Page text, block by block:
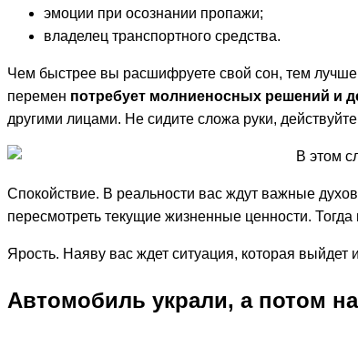
эмоции при осознании пропажи;
владелец транспортного средства.
Чем быстрее вы расшифруете свой сон, тем
перемен потребует молниеносных решений и
другими лицами. Не сидите сложа руки,
В этом
Спокойствие. В реальности вас ждут важные
пересмотреть текущие жизненные ценности. Тогда
Ярость. Наяву вас ждет ситуация, которая выйдет
Автомобиль украли, а потом